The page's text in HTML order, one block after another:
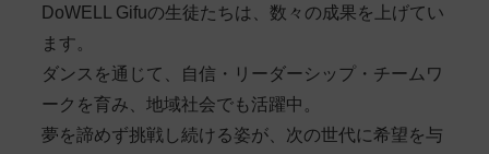
DoWELL Gifuの生徒たちは、数々の成果を上げてい
ます。
ダンスを通じて、自信・リーダーシップ・チームワ
ークを育み、地域社会でも活躍中。
夢を諦めず挑戦し続ける姿が、次の世代に希望を与